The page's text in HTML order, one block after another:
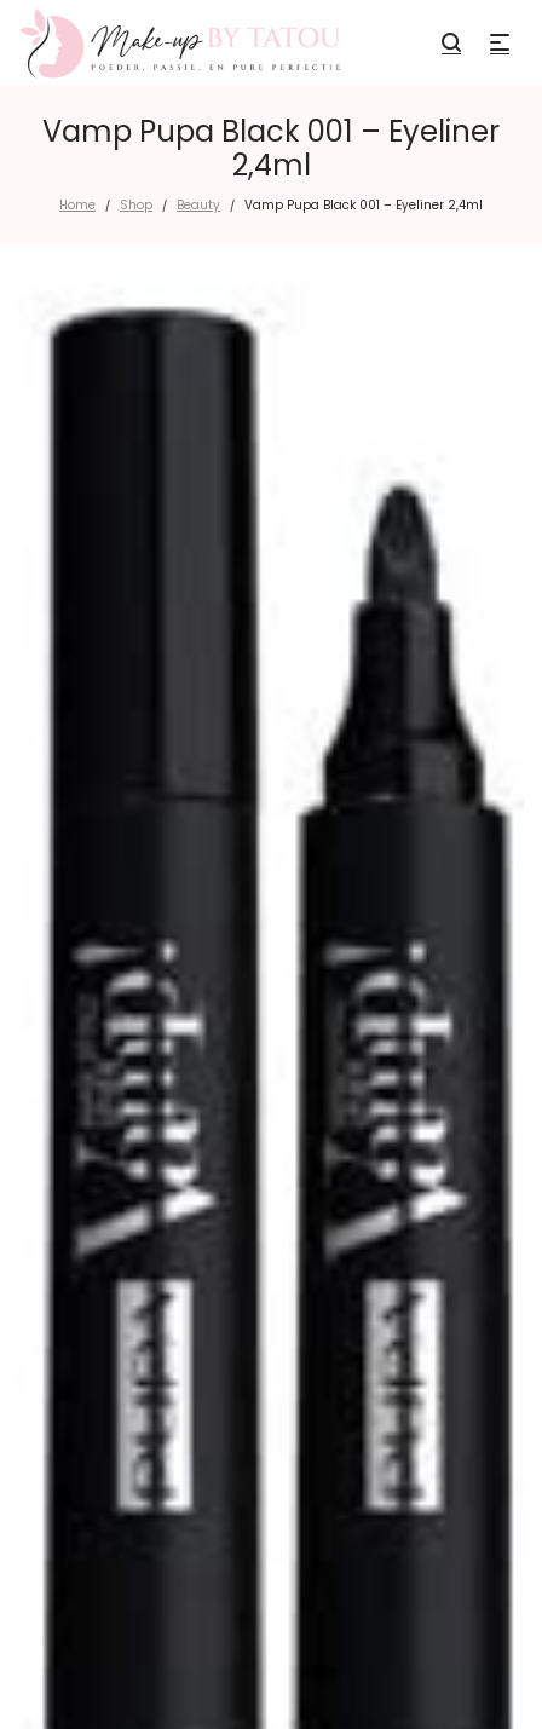
Vamp Pupa Black 001 – Eyeliner
2,4ml
Home / Shop / Beauty / Vamp Pupa Black 001 – Eyeliner 2,4ml